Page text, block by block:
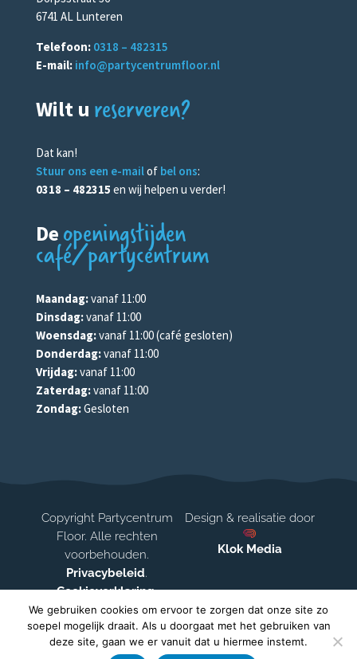
6741 AL Lunteren
Telefoon: 0318 – 482315
E-mail: info@partycentrumfloor.nl
Wilt u reserveren?
Dat kan!
Stuur ons een e-mailof bel ons:
0318 – 482315 en wij helpen u verder!
De openingstijden
café/partycentrum
Maandag:vanaf 11:00
Dinsdag:vanaf 11:00
Woensdag:vanaf 11:00 (café gesloten)
Donderdag:vanaf 11:00
Vrijdag:vanaf 11:00
Zaterdag:vanaf 11:00
Zondag:Gesloten
Copyright Partycentrum
Floor. Alle rechten
voorbehouden.
Privacybeleid.
Cookieverklaring.
Disclaimer
Design & realisatie door
Klok Media
We gebruiken cookies om ervoor te zorgen dat onze site zo
soepel mogelijk draait. Als u doorgaat met het gebruiken van
deze site, gaan we er vanuit dat u hiermee instemt.